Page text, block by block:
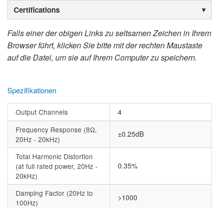
Certifications
Falls einer der obigen Links zu seltsamen Zeichen in Ihrem
Browser führt, klicken Sie bitte mit der rechten Maustaste
auf die Datei, um sie auf Ihrem Computer zu speichern.
Spezifikationen
Output Channels
4
Frequency Response (8Ω,
20Hz - 20kHz)
±0.25dB
Total Harmonic Distortion
(at full rated power, 20Hz -
20kHz)
0.35%
Damping Factor (20Hz to
100Hz)
>1000